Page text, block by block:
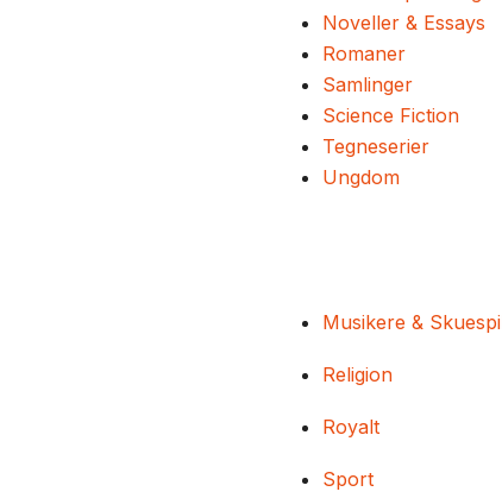
Noveller & Essays
Romaner
Samlinger
Science Fiction
Tegneserier
Ungdom
Musikere &
Religion
Royalt
Sport